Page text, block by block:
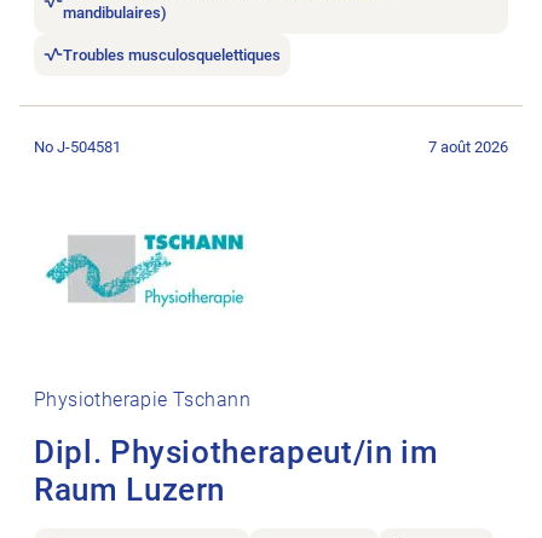
mandibulaires)
Troubles musculosquelettiques
Physiotherapie Tschann
Dipl. Physiotherapeut/in im
Raum Luzern
No J-504581 7 août 2026